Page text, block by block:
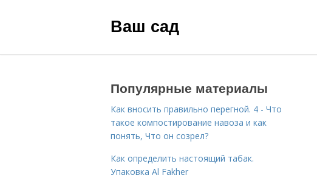
Ваш сад
Популярные материалы
Как вносить правильно перегной. 4 - Что
такое компостирование навоза и как
понять, Что он созрел?
Как определить настоящий табак.
Упаковка Al Fakher